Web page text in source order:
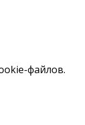
файлов.